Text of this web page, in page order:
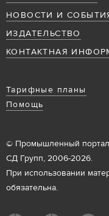
НОВОСТИ И
ИЗДАТЕЛЬСТВО
КОНТАКТНАЯ
Тарифные планы
Помощь
© Промышленный
СД Групп, 2006-2026.
При использовании
обязательна.